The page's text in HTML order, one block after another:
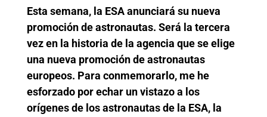
Esta semana, la ESA anunciará su nueva
promoción de astronautas. Será la tercera
vez en la historia de la agencia que se elige
una nueva promoción de astronautas
europeos. Para conmemorarlo, me he
esforzado por echar un vistazo a los
orígenes de los astronautas de la ESA, la